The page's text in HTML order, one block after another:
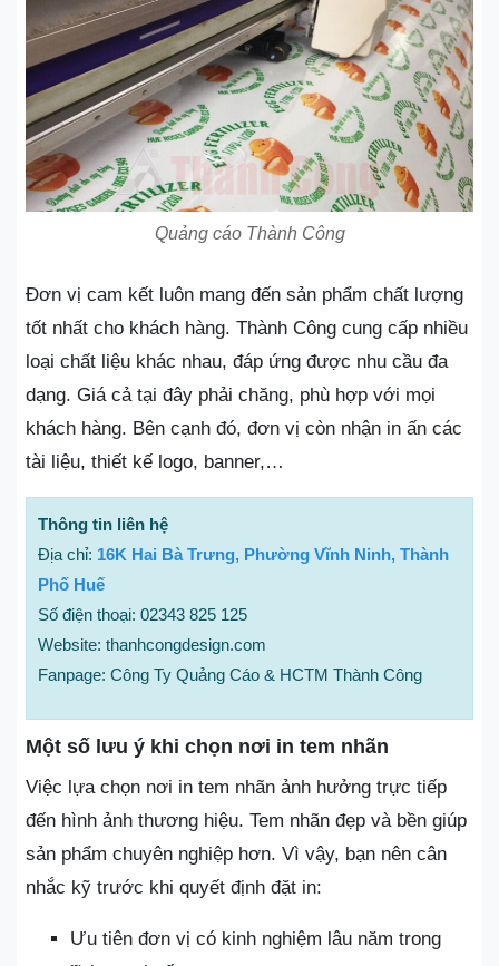
Quảng cáo Thành Công
Đơn vị cam kết luôn mang đến sản phẩm chất lượng
tốt nhất cho khách hàng. Thành Công cung cấp nhiều
loại chất liệu khác nhau, đáp ứng được nhu cầu đa
dạng. Giá cả tại đây phải chăng, phù hợp với mọi
khách hàng. Bên cạnh đó, đơn vị còn nhận in ấn các
tài liệu, thiết kế logo, banner,…
Thông tin liên hệ
Địa chỉ: 16K Hai Bà Trưng, Phường Vĩnh Ninh, Thành
Phố Huế
Số điện thoại: 02343 825 125
Website: thanhcongdesign.com
Fanpage: Công Ty Quảng Cáo & HCTM Thành Công
Một số lưu ý khi chọn nơi in tem nhãn
Việc lựa chọn nơi in tem nhãn ảnh hưởng trực tiếp
đến hình ảnh thương hiệu. Tem nhãn đẹp và bền giúp
sản phẩm chuyên nghiệp hơn. Vì vậy, bạn nên cân
nhắc kỹ trước khi quyết định đặt in:
Ưu tiên đơn vị có kinh nghiệm lâu năm trong